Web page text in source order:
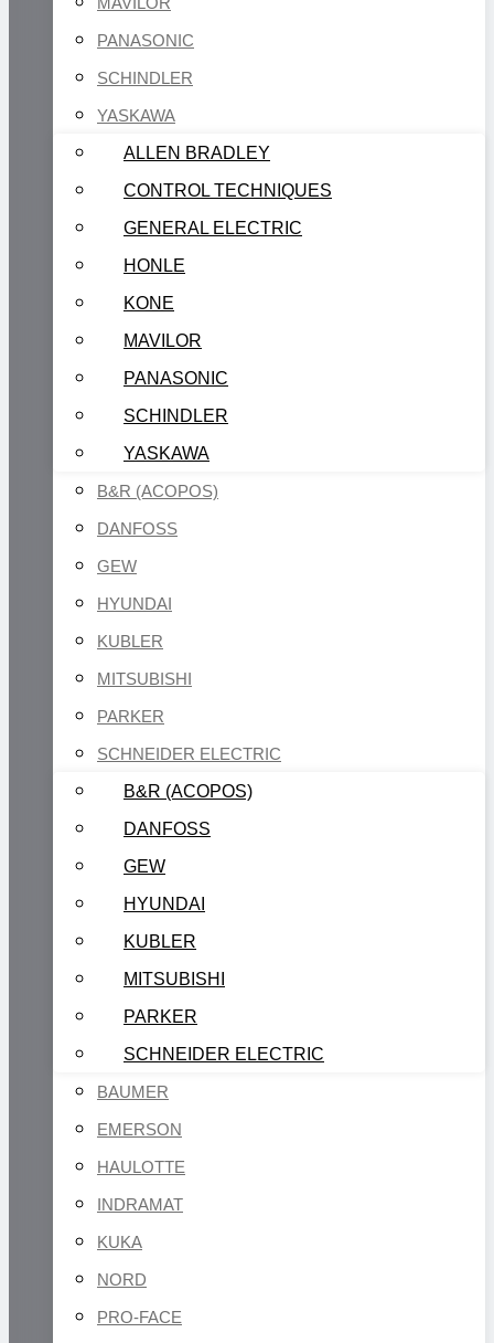
PANASONIC
SCHINDLER
YASKAWA
ALLEN BRADLEY
CONTROL TECHNIQUES
GENERAL ELECTRIC
HONLE
KONE
MAVILOR
PANASONIC
SCHINDLER
YASKAWA
B&R (ACOPOS)
DANFOSS
GEW
HYUNDAI
KUBLER
MITSUBISHI
PARKER
SCHNEIDER ELECTRIC
B&R (ACOPOS)
DANFOSS
GEW
HYUNDAI
KUBLER
MITSUBISHI
PARKER
SCHNEIDER ELECTRIC
BAUMER
EMERSON
HAULOTTE
INDRAMAT
KUKA
NORD
PRO-FACE